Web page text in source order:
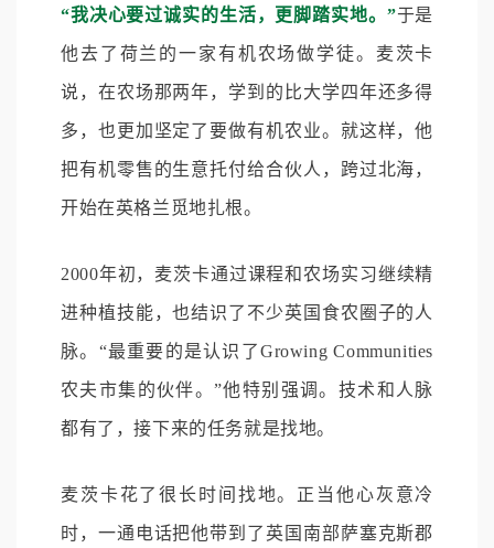
“我决心要过诚实的生活，更脚踏实地。”于是
他去了荷兰的一家有机农场做学徒。麦茨卡
说，在农场那两年，学到的比大学四年还多得
多，也更加坚定了要做有机农业。就这样，他
把有机零售的生意托付给合伙人，跨过北海，
开始在英格兰觅地扎根。
2000年初，麦茨卡通过课程和农场实习继续精
进种植技能，也结识了不少英国食农圈子的人
脉。“最重要的是认识了Growing Communities
农夫市集的伙伴。”他特别强调。技术和人脉
都有了，接下来的任务就是找地。
麦茨卡花了很长时间找地。正当他心灰意冷
时，一通电话把他带到了英国南部萨塞克斯郡